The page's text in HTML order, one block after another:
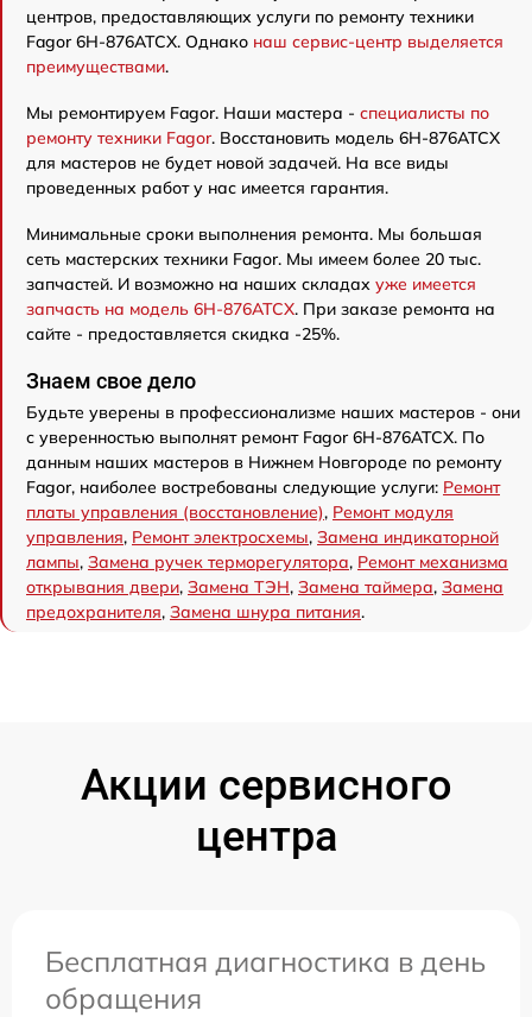
центров, предоставляющих услуги по ремонту техники
Fagor 6H-876ATCX. Однако наш сервис-центр выделяется
преимуществами.
Мы ремонтируем Fagor. Наши мастера - специалисты по
ремонту техники Fagor. Восстановить модель 6H-876ATCX
для мастеров не будет новой задачей. На все виды
проведенных работ у нас имеется гарантия.
Минимальные сроки выполнения ремонта. Мы большая
сеть мастерских техники Fagor. Мы имеем более 20 тыс.
запчастей. И возможно на наших складах уже имеется
запчасть на модель 6H-876ATCX. При заказе ремонта на
сайте - предоставляется скидка -25%.
Знаем свое дело
Будьте уверены в профессионализме наших мастеров - они
с уверенностью выполнят ремонт Fagor 6H-876ATCX. По
данным наших мастеров в Нижнем Новгороде по ремонту
Fagor, наиболее востребованы следующие услуги: Ремонт
платы управления (восстановление), Ремонт модуля
управления, Ремонт электросхемы, Замена индикаторной
лампы, Замена ручек терморегулятора, Ремонт механизма
открывания двери, Замена ТЭН, Замена таймера, Замена
предохранителя, Замена шнура питания.
Акции сервисного
центра
Бесплатная диагностика в день
обращения